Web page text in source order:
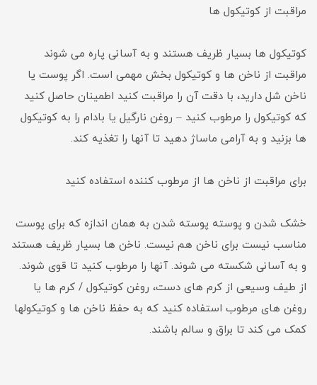
مراقبت از کوتیکول ها
کوتیکول ها بسیار ظریف هستند و به آسانی پاره می شوند
مراقبت از ناخن ها و کوتیکول بخش مهمی است. اگر پوست یا
ناخن شل دارید، با دقت آن را مراقبت کنید اطمینان حاصل کنید
که کوتیکول را مرطوب کنید – روغن نارگیل یا بادام را به کوتیکول
ها بزنید و به آرامی ماساژ دهید تا آنها را تغذیه کند.
برای مراقبت از ناخن ها از مرطوب کننده استفاده کنید
خشک شدن و پوسته پوسته شدن به همان اندازه که برای پوست
مناسب نیست برای ناخن هم نیست. ناخن ها بسیار ظریف هستند
و به آسانی شکسته می شوند. آنها را مرطوب کنید تا قوی شوند.
از طیف وسیعی از کرم های دست، روغن کوتیکول / کرم ها یا
روغن های مرطوب استفاده کنید که به حفظ ناخن ها و کوتیکولها
کمک می کند تا براق و سالم باشند.